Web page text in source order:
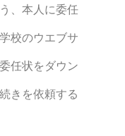
、本人に委任
校のウエブサ
任状をダウン
きを依頼する